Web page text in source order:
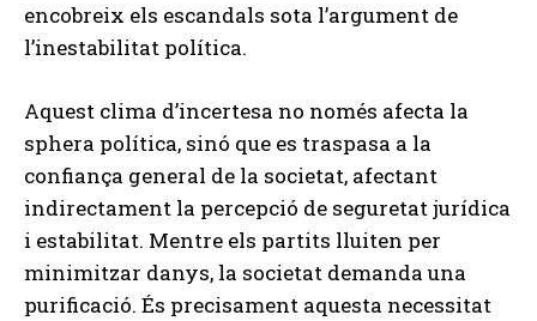
encobreix els escandals sota l’argument de
l’inestabilitat política.
Aquest clima d’incertesa no només afecta la
sphera política, sinó que es traspasa a la
confiança general de la societat, afectant
indirectament la percepció de seguretat jurídica
i estabilitat. Mentre els partits lluiten per
minimitzar danys, la societat demanda una
purificació. És precisament aquesta necessitat